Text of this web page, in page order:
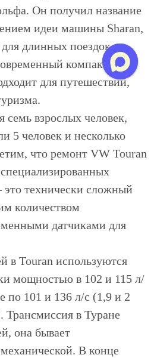
Он получил название
идеи машины Sharan,
длинных поездок –
компактвэн,
для путешествий,
семь взрослых человек,
5 человек и несколько
что ремонт VW Touran
это технически сложный
количеством
датчиками для
в Touran используются
мощностью в 102 и 115 л/
по 101 и 136 л/с (1,9 и 2
Трансмиссия в Туране
она бывает
В конце